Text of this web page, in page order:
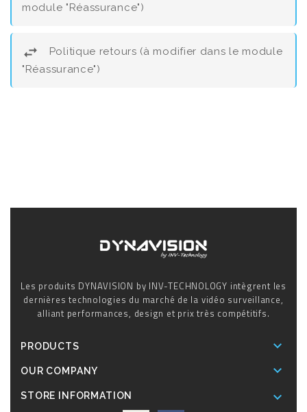
module "Réassurance")
Politique retours (à modifier dans le module
"Réassurance")
Les produits DYNAVISION by INV-TECHNOLOGY intègrent les
dernières technologies du marché de la vidéo surveillance,
alliant performances, design et prix très compétitifs.
PRODUCTS 
OUR COMPANY 
STORE INFORMATION 